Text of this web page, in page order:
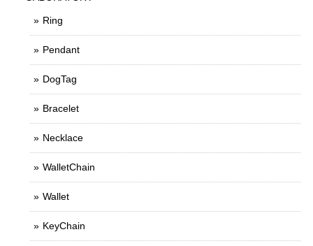
Ring
Pendant
DogTag
Bracelet
Necklace
WalletChain
Wallet
KeyChain